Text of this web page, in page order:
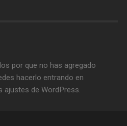
por que no has agregado
hacerlo entrando en
ajustes de WordPress.